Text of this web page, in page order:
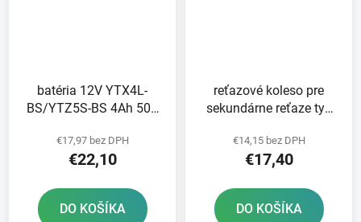
batéria 12V YTX4L-
BS/YTZ5S-BS 4Ah 50A
113x70x85 FULBAT
vrátane balenia
€17,97 bez DPH
€22,10
DO KOŠÍKA
reťazové koleso pre
sekundárne reťaze typ
zubov
€14,15 bez DPH
€17,40
DO KOŠÍKA